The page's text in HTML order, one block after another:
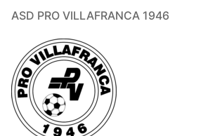
ASD PRO VILLAFRANCA 1946